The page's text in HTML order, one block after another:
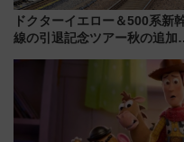
ドクターイエロー＆500系新
線の引退記念ツアー秋の追加